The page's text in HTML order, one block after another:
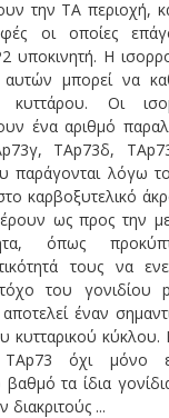
την ΤΑ περιοχή,
οι οποίες
υποκινητή. Η
μπορεί να
κυττάρου. Οι
ένα αριθμό
TAp73δ,
παράγονται λόγω
καρβοξυτελικό
ως προς την
όπως
τους να
του γονιδίου
έναν
κυτταρικού κύκλου.
ΤΑp73 όχι μόνο
βαθμό τα ίδια
διακριτούς ...